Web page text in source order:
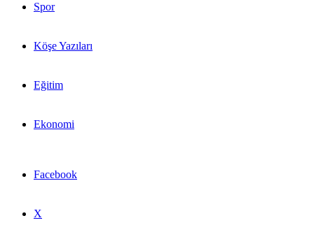
Spor
Köşe Yazıları
Eğitim
Ekonomi
Facebook
X